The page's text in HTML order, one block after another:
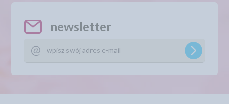
newsletter